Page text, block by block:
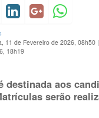
11 de Fevereiro de 2026, 08h50 |
18h19
destinada aos
serão